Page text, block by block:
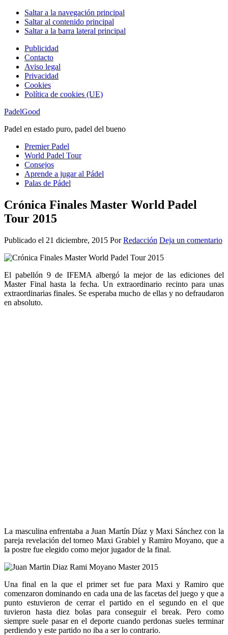
Saltar a la navegación principal
Saltar al contenido principal
Saltar a la barra lateral principal
Publicidad
Contacto
Aviso legal
Privacidad
Cookies
Política de cookies (UE)
PadelGood
Padel en estado puro, padel del bueno
Premier Padel
World Padel Tour
Consejos
Aprende a jugar al Pádel
Palas de Pádel
Crónica Finales Master World Padel
Tour 2015
Publicado el 21 diciembre, 2015 PorRedacción Deja un comentario
El pabellón 9 de IFEMA albergó la mejor de las ediciones del
Master Final hasta la fecha. Un extraordinario recinto para unas
extraordinarias finales. Se esperaba mucho de ellas y no defraudaron
en absoluto.
La masculina enfrentaba a Juan Martín Díaz y Maxi Sánchez con la
pareja revelación del torneo Maxi Grabiel y Ramiro Moyano, que a
la postre fue elegido como mejor jugador de la final.
Una final en la que el primer set fue para Maxi y Ramiro que
comenzaron dominando en cada una de las facetas del juego y que a
punto estuvieron de cerrar el partido en el segundo en el que
tuvieron hasta diez bolas para conseguir el break. Pero como
siempre suele pasar en el deporte cuando perdonas sueles terminar
perdiendo y este partido no iba a ser lo contrario.